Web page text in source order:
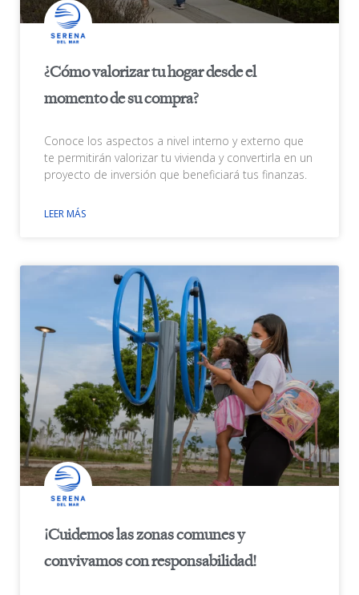
¿Cómo valorizar tu hogar desde el
momento de su compra?
Conoce los aspectos a nivel interno y externo que
te permitirán valorizar tu vivienda y convertirla en un
proyecto de inversión que beneficiará tus finanzas.
LEER MÁS
¡Cuidemos las zonas comunes y
convivamos con responsabilidad!